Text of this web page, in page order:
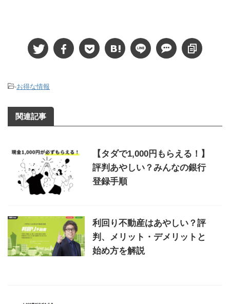
-お得な情報
関連記事
【タダで1,000円もらえる！】
評判あやしい？みんなの銀行
登録手順
利回り不動産はあやしい？評
判、メリット・デメリットと
始め方を解説